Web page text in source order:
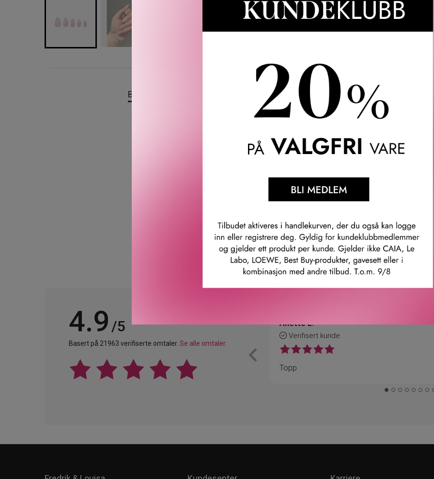
BESKRIVELSE SPØRSMÅL & SVAR SLIK GJØR DU
Duffbeauty Pink Galaxy er et elegant og lekent negledesign som fanger
antrekk. Pink Galaxy er en del av DufBeauty’s nye og innovative Instant Pro Collection,
følelsen og holdbarheten til profesjonelle salong-negler.
Våre kunder om oss
4.9 /5
Basert på 21963 verifiserte omtaler. Se alle omtaler.
Anette L.
Verifisert kunde
Topp